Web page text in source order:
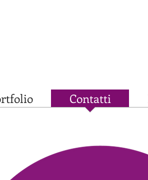
Contatti